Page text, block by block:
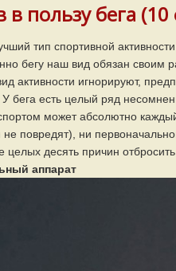
в пользу бега (10
тип спортивной
бегу наш вид обязан своим
активности игнорируют,
бега есть целый ряд
может абсолютно
повредят), ни
десять причин
аппарат